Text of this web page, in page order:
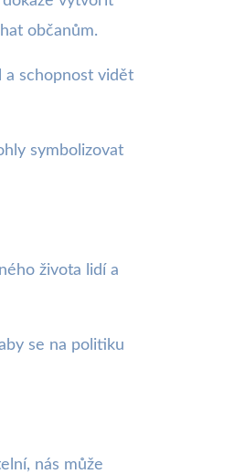
občanům.
a schopnost vidět
symbolizovat
života lidí a
se na politiku
nás může